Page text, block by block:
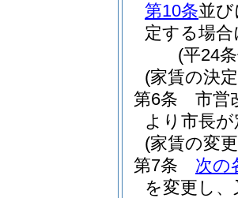
第10条並
定する場
(平24
(家賃の決
第6条
市営
より市長
(家賃の変
第7条
次の
を変更し、